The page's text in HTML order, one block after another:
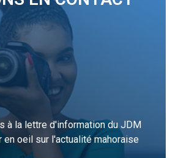
à la lettre d'information du JDM
en oeil sur l'actualité mahoraise